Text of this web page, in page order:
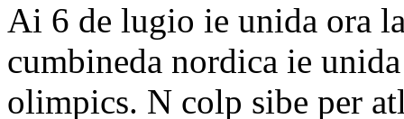
Ai 6 de lugio ie unida ora
cumbineda nordica ie
olimpics. N colp sibe per